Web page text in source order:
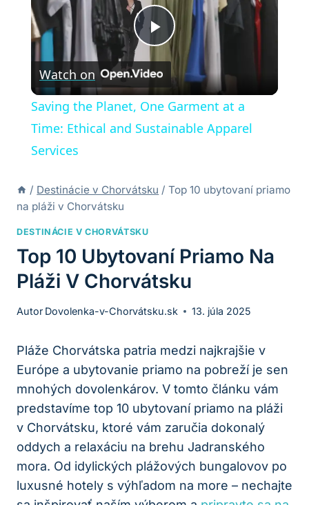
Play
Video
Watch on
Saving the Planet, One Garment at a
Time: Ethical and Sustainable Apparel
Services
/ Destinácie v Chorvátsku / Top 10 ubytovaní priamo
na pláži v Chorvátsku
DESTINÁCIE V CHORVÁTSKU
Top 10 Ubytovaní Priamo Na
Pláži V Chorvátsku
Autor Dovolenka-v-Chorvátsku.sk 13. júla 2025
Pláže Chorvátska patria medzi najkrajšie v
Európe a ubytovanie priamo na pobreží je sen
mnohých dovolenkárov. V tomto článku vám
predstavíme top 10 ubytovaní priamo na pláži
v Chorvátsku, ktoré vám zaručia dokonalý
oddych a relaxáciu na brehu Jadranského
mora. Od idylických plážových bungalovov po
luxusné hotely s výhľadom na more – nechajte